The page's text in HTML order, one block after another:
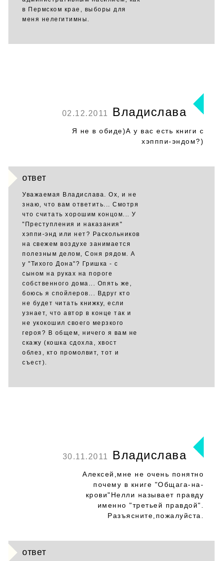
в Пермском крае, выборы для
меня нелегитимны.
02.12.2011 Владислава
Я не в обиде)А у вас есть книги с
хэпппи-эндом?)
ответ
Уважаемая Владислава. Ох, и не
знаю, что вам ответить... Смотря
что считать хорошим концом... У
"Преступления и наказания"
хэппи-энд или нет? Раскольников
на свежем воздухе занимается
полезным делом, Соня рядом. А
у "Тихого Дона"? Гришка - с
сыном на руках на пороге
собственного дома... Опять же,
боюсь я спойлеров... Вдруг кто
не будет читать книжку, если
узнает, что автор в конце так и
не укокошил своего мерзкого
героя? В общем, ничего я вам не
скажу (кошка сдохла, хвост
облез, кто промолвит, тот и
съест).
30.11.2011 Владислава
Алексей,мне не очень понятно
почему в книге "Общага-на-
крови"Нелли называет правду
именно "третьей правдой".
Разъясните,пожалуйста.
ответ